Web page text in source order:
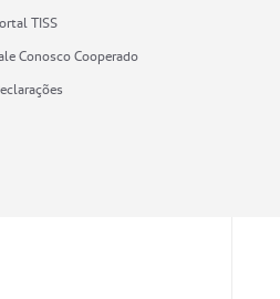
TISS
Conosco Cooperado